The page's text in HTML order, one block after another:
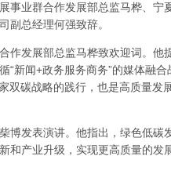
事业群合作发展部总监马桦、
副总经理何强致辞。
发展部总监马桦致欢迎词。他
“新闻+政务服务商务”的媒体融
双碳战略的践行，也是高质量发
发表演讲。他指出，绿色低碳
和产业升级，实现更高质量的